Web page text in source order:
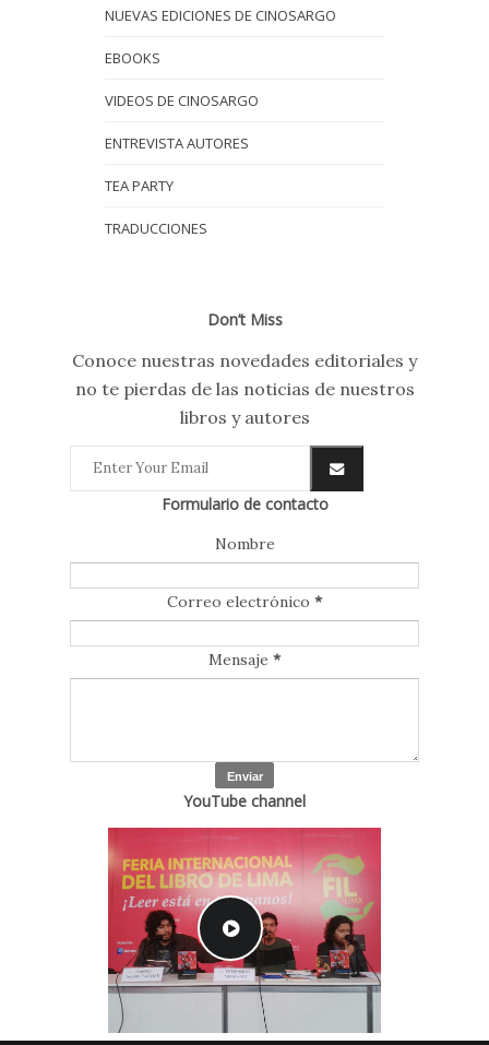
NUEVAS EDICIONES DE CINOSARGO
EBOOKS
VIDEOS DE CINOSARGO
ENTREVISTA AUTORES
TEA PARTY
TRADUCCIONES
Don’t Miss
Conoce nuestras novedades editoriales y
no te pierdas de las noticias de nuestros
libros y autores
Formulario de contacto
Nombre
Correo electrónico *
Mensaje *
YouTube channel